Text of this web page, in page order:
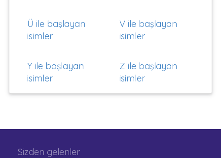
Ü ile başlayan
isimler
V ile başlayan
isimler
Y ile başlayan
isimler
Z ile başlayan
isimler
Sizden gelenler